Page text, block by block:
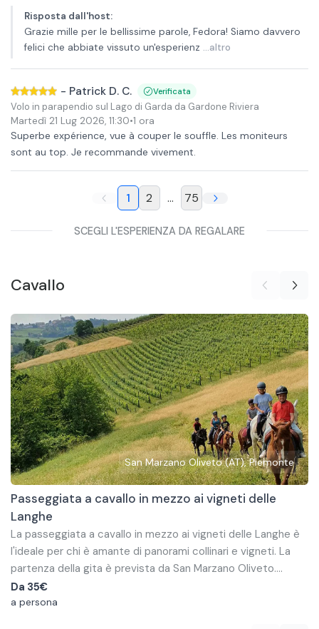
Risposta dall'host:
Grazie mille per le bellissime parole, Fedora! Siamo davvero
felici che abbiate vissuto un'esperienz ...altro
- Patrick D. C. Verificata
Volo in parapendio sul Lago di Garda da Gardone Riviera
Martedì 21 Lug 2026, 11:30•1 ora
Superbe expérience, vue à couper le souffle. Les moniteurs
sont au top. Je recommande vivement.
1 2 ... 75
SCEGLI L'ESPERIENZA DA REGALARE
Cavallo
San Marzano Oliveto (AT), Piemonte
Passeggiata a cavallo in mezzo ai vigneti delle
Langhe
La passeggiata a cavallo in mezzo ai vigneti delle Langhe è
l'ideale per chi è amante di panorami collinari e vigneti. La
partenza della gita è prevista da San Marzano Oliveto.
L'escursione attraversa le colline del Monferrato e procede
per lo più su percorsi sterrati, bellissimi da percorrere col
La scuderia è vicina (a meno di un'ora di macchina) ad Asti,
Alessandria e si trova a poco più di un'ora da Cuneo e Torino.
Da 35€
a persona